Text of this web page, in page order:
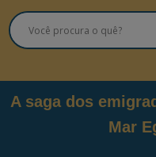
A saga dos
Mar